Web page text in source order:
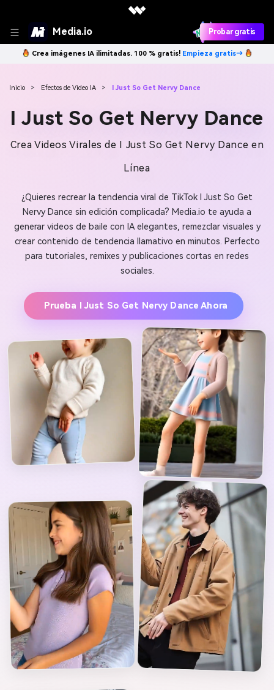
Media.io Probar gratis
Crea imágenes IA ilimitadas. 100 % gratis! Empieza gratis→
Inicio > Efectos de Video IA > I Just So Get Nervy Dance
I Just So Get Nervy Dance
Crea Videos Virales de I Just So Get Nervy Dance en
Línea
¿Quieres recrear la tendencia viral de TikTok I Just So Get
Nervy Dance sin edición complicada? Media.io te ayuda a
generar videos de baile con IA elegantes, remezclar visuales y
crear contenido de tendencia llamativo en minutos. Perfecto
para tutoriales, remixes y publicaciones cortas en redes
sociales.
Prueba I Just So Get Nervy Dance Ahora